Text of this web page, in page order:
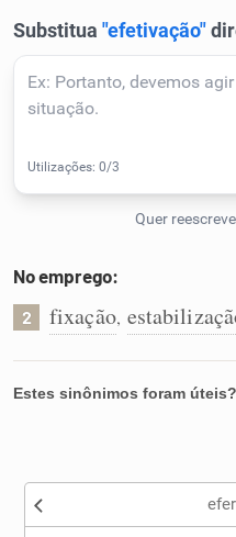
Detector de IA
Humanizador de IA
Caça-palavras
Dicionário
No emprego:
2 fixação,
Estes sinônimos foram úteis?
Nenhum dos sinônimos